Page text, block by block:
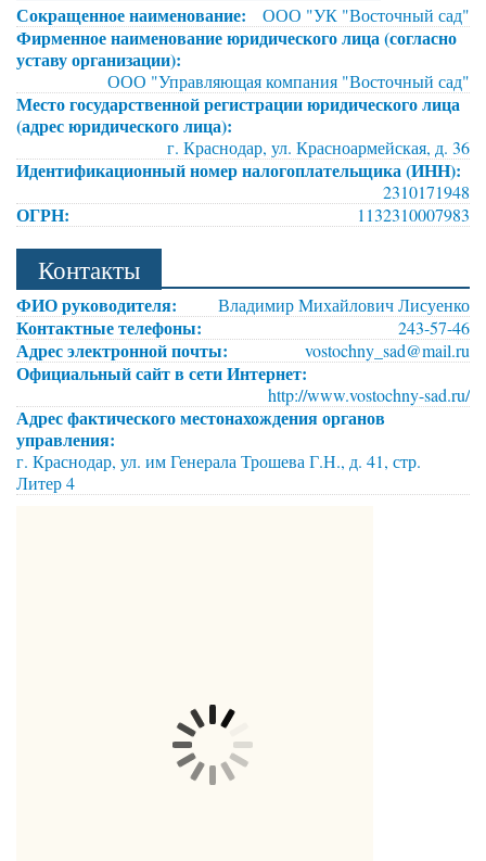
Сокращенное наименование: ООО "УК "Восточный сад"
Фирменное наименование юридического лица (согласно
уставу организации):
ООО "Управляющая компания "Восточный сад"
Место государственной регистрации юридического лица
(адрес юридического лица):
г. Краснодар, ул. Красноармейская, д. 36
Идентификационный номер налогоплательщика (ИНН):
2310171948
ОГРН: 1132310007983
Контакты
ФИО руководителя: Владимир Михайлович Лисуенко
Контактные телефоны: 243-57-46
Адрес электронной почты: vostochny_sad@mail.ru
Официальный сайт в сети Интернет:
http://www.vostochny-sad.ru/
Адрес фактического местонахождения органов
управления:
г. Краснодар, ул. им Генерала Трошева Г.Н., д. 41, стр.
Литер 4